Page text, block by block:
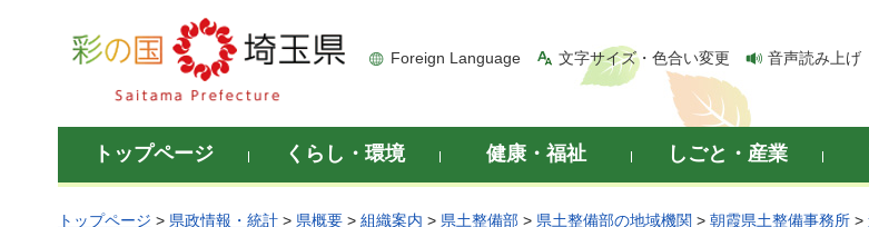
彩の国 埼玉県
Foreign Language 文字サイズ・色合い変更 音声読み上げ
トップページ くらし・環境 健康・福祉 しごと・産業
トップページ > 県政情報・統計 > 県概要 > 組織案内 > 県土整備部 > 県土整備部の地域機関 > 朝霞県土整備事務所 >